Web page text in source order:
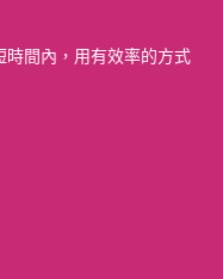
間內，用有效率的方式